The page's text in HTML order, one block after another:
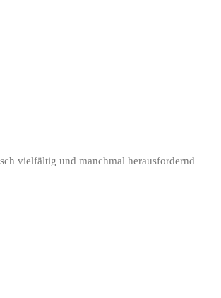
vielfältig und manchmal herausfordernd